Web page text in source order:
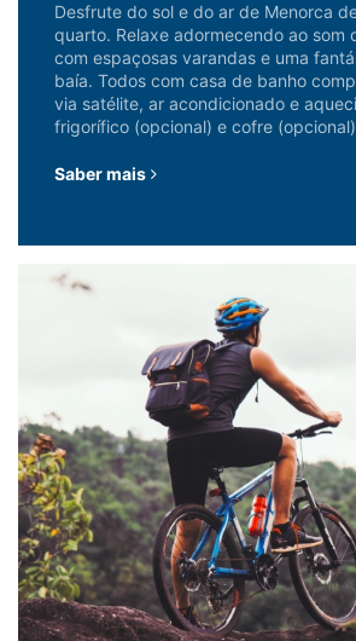
Desfrute do sol e do ar de Menorca
quarto. Relaxe adormecendo ao som
com espaçosas varandas e uma
baía. Todos com casa de banho
via satélite, ar acondicionado e
frigorífico (opcional) e cofre
Saber mais